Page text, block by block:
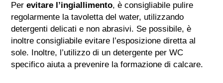
Perevitare l’ingiallimento, è consigliabile pulire
regolarmente la tavoletta del water, utilizzando
detergenti delicati e non abrasivi. Se possibile, è
inoltre consigliabile evitare l’esposizione diretta al
sole. Inoltre, l’utilizzo di un detergente per WC
specifico aiuta a prevenire la formazione di calcare.